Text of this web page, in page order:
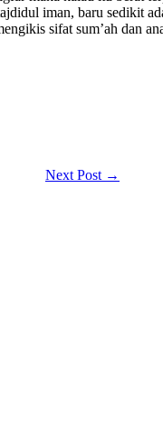
iman, baru sedikit
sifat sum’ah dan
Next Post →